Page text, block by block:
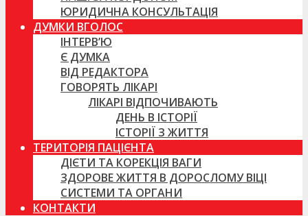
ЮРИДИЧНА КОНСУЛЬТАЦІЯ
ДУМКИ ВГОЛОС
ІНТЕРВ’Ю
Є ДУМКА
ВІД РЕДАКТОРА
ГОВОРЯТЬ ЛІКАРІ
ЛІКАРІ ВІДПОЧИВАЮТЬ
ДЕНЬ В ІСТОРІЇ
ІСТОРІЇ З ЖИТТЯ
ТЕРИТОРІЯ ПАЦІЄНТА
ДІЄТИ ТА КОРЕКЦІЯ ВАГИ
ЗДОРОВЕ ЖИТТЯ В ДОРОСЛОМУ ВІЦІ
СИСТЕМИ ТА ОРГАНИ
КОНТАКТИ